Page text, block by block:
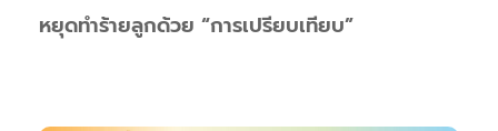
หยุดทำร้ายลูกด้วย “การเปรียบเทียบ”